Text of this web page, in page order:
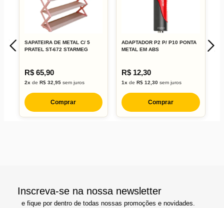
SAPATEIRA DE METAL C/ 5
PRATEL ST-672 STARMEG
R$ 65,90
2x de R$ 32,95sem juros
Comprar
ADAPTADOR P2 P/ P10 PONTA
METAL EM ABS
R$ 12,30
1x deR$ 12,30 sem juros
Comprar
Inscreva-se na nossa newsletter
e fique por dentro de todas nossas promoções e novidades.